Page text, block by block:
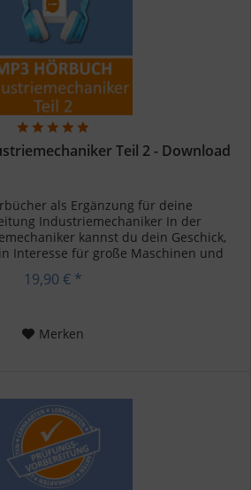
Teil 2 - Download
als Ergänzung für deine
Industriemechaniker In der
kannst du dein Geschick,
Interesse für große Maschinen und
19,90 € *
Merken